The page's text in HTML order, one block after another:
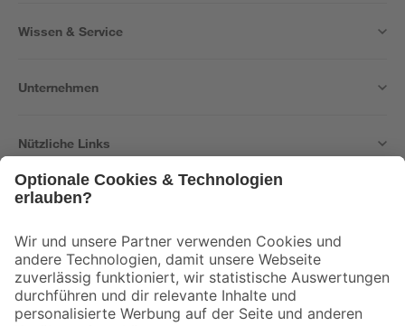
Wissen & Service
Unternehmen
Nützliche Links
Der toom Newsletter: Keine Angebote und Aktionen mehr verpassen!
Zur Newsletter Anmeldung